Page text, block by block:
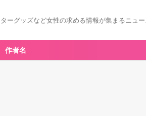
ーグッズなど女性の求める情報が集まるニュー
作者名